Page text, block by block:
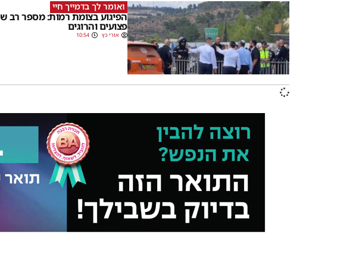
ואומר לך בדמייך חיי
הפיגוע בצומת רמות: מספר רב
פצועים והרוגים
אורי כץ 10:54